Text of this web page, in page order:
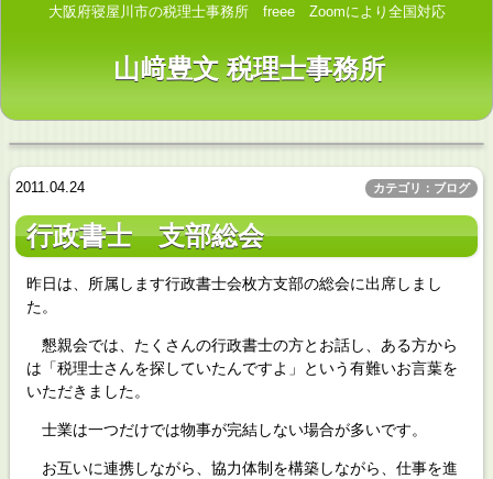
大阪府寝屋川市の税理士事務所 freee Zoomにより全国対応
山﨑豊文 税理士事務所
2011.04.24 カテゴリ：ブログ
行政書士 支部総会
昨日は、所属します行政書士会枚方支部の総会に出席しまし
た。
懇親会では、たくさんの行政書士の方とお話し、ある方から
は「税理士さんを探していたんですよ」という有難いお言葉を
いただきました。
士業は一つだけでは物事が完結しない場合が多いです。
お互いに連携しながら、協力体制を構築しながら、仕事を進